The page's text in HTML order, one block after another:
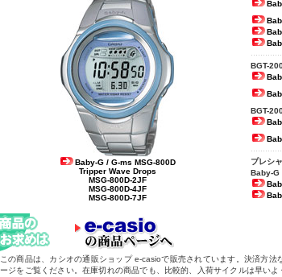
Baby-G / G-ms MSG-800D
Tripper Wave Drops
MSG-800D-2JF
MSG-800D-4JF
MSG-800D-7JF
BGT-
BGT-
プレシ
Baby-G
この商品は、カシオの通販ショップ e-casioで販売されています。決済方法
ージをご覧ください。在庫切れの商品でも、比較的、入荷サイクルは早いよ